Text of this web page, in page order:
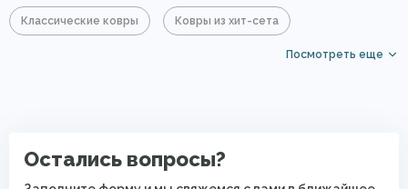
Классические ковры Ковры из хит-сета
Ковры без ворса
Посмотреть еще
Остались вопросы?